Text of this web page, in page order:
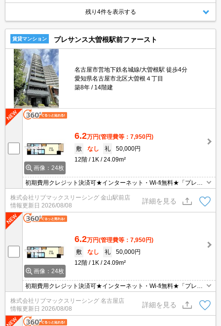
残り4件を表示する
賃貸マンション プレサンス大曽根駅前ファースト
名古屋市営地下鉄名城線/大曽根駅 徒歩4分
愛知県名古屋市北区大曽根４丁目
築8年
14階建
画像：24枚
6.2万円(管理費等：7,950円)
敷
なし 礼
50,000円
12階
1K 24.09m²
初期費用クレジット決済可★インターネット・Wi-fi無料★「プレサ
ンス」シリーズ分譲賃貸マンションです♪浴室乾燥や宅配BOX等、
分譲ならではの設備が充実しています♪
株式会社リブマックスリーシング 金山駅前店
情報更新日 2026/08/08
詳細を見る
画像：24枚
6.2万円(管理費等：7,950円)
敷
なし 礼
50,000円
12階
1K 24.09m²
初期費用クレジット決済可★インターネット・Wi-fi無料★「プレサ
ンス」シリーズ分譲賃貸マンションです♪浴室乾燥や宅配BOX等、
分譲ならではの設備が充実しています♪
株式会社リブマックスリーシング 名古屋店
情報更新日 2026/08/08
詳細を見る